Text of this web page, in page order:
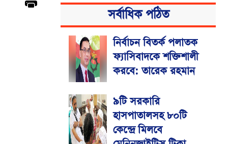
সর্বাধিক পঠিত
নির্বাচন বিতর্ক পলাতক
ফ্যাসিবাদকে শক্তিশালী
করবে: তারেক রহমান
৯টি সরকারি
হাসপাতালসহ ৮০টি
কেন্দ্রে মিলবে